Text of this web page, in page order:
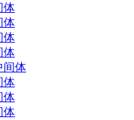
体
体
体
体
间体
体
体
体